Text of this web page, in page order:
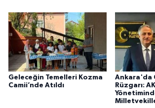
Geleceğin Temelleri Kozma
Camii’nde Atıldı
Ankara'da
Rüzgarı: